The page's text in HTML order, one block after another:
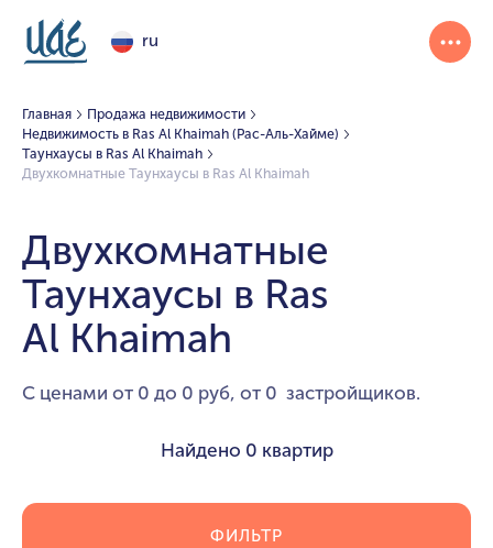
ru
Главная
Продажа недвижимости
Недвижимость в Ras Al Khaimah (Рас-Аль-Хайме)
Таунхаусы в Ras Al Khaimah
Двухкомнатные Таунхаусы в Ras Al Khaimah
Двухкомнатные
Таунхаусы в Ras
Al Khaimah
С ценами от 0 до 0 руб, от 0 застройщиков.
Найдено 0 квартир
ФИЛЬТР